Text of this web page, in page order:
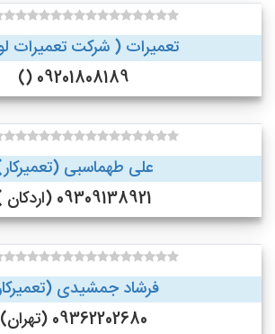
تعمیرات ( شرکت تعمیرات
09201808189 ()
علی طهماسبی (تعمیرکار)
09309138921 (اردکان )
فرشاد جمشیدی (تعمیرکار)
09362202680 (تهران)